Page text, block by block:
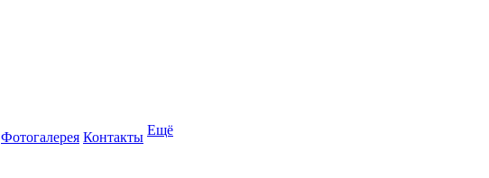
Фотогалерея Контакты Ещё